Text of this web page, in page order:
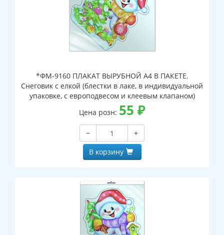
*ФМ-9160 ПЛАКАТ ВЫРУБНОЙ А4 В ПАКЕТЕ.
Снеговик с елкой (блестки в лаке, в индивидуальной
упаковке, с европодвесом и клеевым клапаном)
Цена розн: 55 ₽
−
+
В корзину